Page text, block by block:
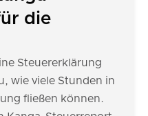
die
Steuererklärung
wie viele Stunden in
fließen können.